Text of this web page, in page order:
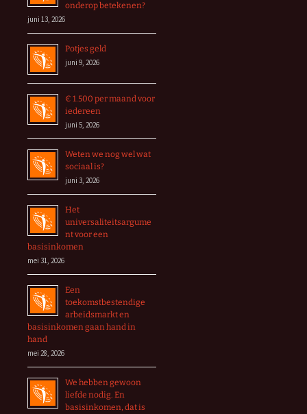
onderop betekenen?
juni 13, 2026
Potjes geld
juni 9, 2026
€ 1.500 per maand voor
iedereen
juni 5, 2026
Weten we nog wel wat
sociaal is?
juni 3, 2026
Het
universaliteitsargume
nt voor een
basisinkomen
mei 31, 2026
Een
toekomstbestendige
arbeidsmarkt en
basisinkomen gaan hand in
hand
mei 28, 2026
We hebben gewoon
liefde nodig. En
basisinkomen, dat is